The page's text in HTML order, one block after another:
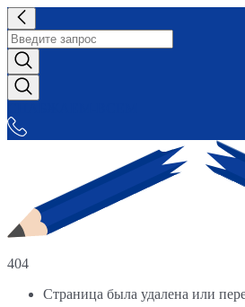
404
Страница была удалена или